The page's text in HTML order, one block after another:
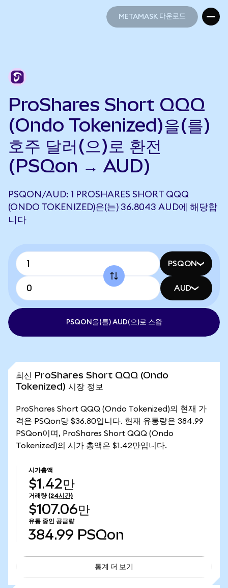
METAMASK 다운로드
ProShares Short QQQ
(Ondo Tokenized)을(를)
호주 달러(으)로 환전
(PSQon → AUD)
PSQON/AUD: 1 PROSHARES SHORT QQQ
(ONDO TOKENIZED)은(는) 36.8043 AUD에 해당합
니다
PSQON
AUD
PSQON을(를) AUD(으)로 스왑
최신 ProShares Short QQQ (Ondo
Tokenized) 시장 정보
ProShares Short QQQ (Ondo Tokenized)의 현재 가
격은 PSQon당 $36.80입니다. 현재 유통량은 384.99
PSQon이며, ProShares Short QQQ (Ondo
Tokenized)의 시가 총액은 $1.42만입니다.
시가총액
$1.42만
거래량 (24시간)
$107.06만
유통 중인 공급량
384.99 PSQon
통계 더 보기